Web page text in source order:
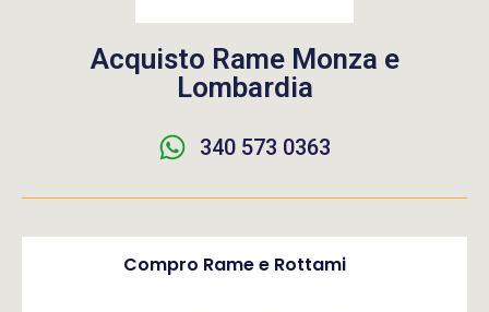
Acquisto Rame Monza e
Lombardia
340 573 0363
Compro Rame e Rottami